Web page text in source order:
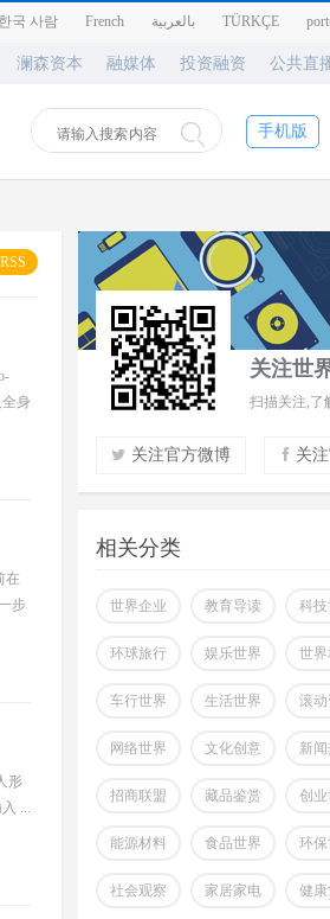
국 사람 French بالعربية TÜRKÇE
澜森资本 融媒体 投资融资 公共直
手机版
RSS
身
在
步
形
...
关注世
扫描关注,了
关注官方微博 关
掌握市场风云动态
改变你所看到的世界
相关分类
世界企业 教育导读 科技
环球旅行 娱乐世界 世
车行世界 生活世界 滚
网络世界 文化创意 新
招商联盟 藏品鉴赏 创业
能源材料 食品世界 环保
社会观察 家居家电 健康